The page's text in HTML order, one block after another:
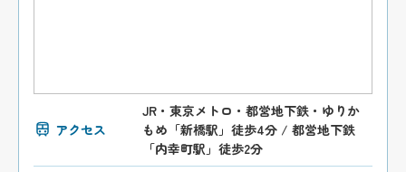
アクセス
JR・東京メトロ・都営地下鉄・ゆりか
もめ「新橋駅」徒歩4分 / 都営地下鉄
「内幸町駅」徒歩2分